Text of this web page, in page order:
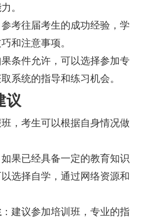
。
参考往届考生的成功经验，学
和注意事项。
条件允许，可以选择参加专
系统的指导和练习机会。
议
，考生可以根据自身情况做
如果已经具备一定的教育知识
选择自学，通过网络资源和
：建议参加培训班，专业的指